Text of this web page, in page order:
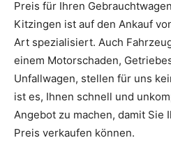
Preis für Ihren
Kitzingen ist auf den Ankauf
Art spezialisiert. Auch
einem Motorschaden,
Unfallwagen, stellen für uns
ist es, Ihnen schnell und
Angebot zu machen, damit Sie
Preis verkaufen können.